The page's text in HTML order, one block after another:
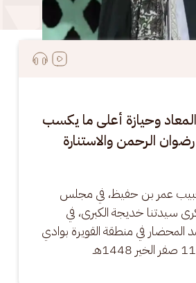
وحيازة أعلى ما يكسب
الرحمن والاستنارة
عمر بن حفيظ، في مجلس
سيدتنا خديجة الكبرى، في
في منطقة القويرة بوادي